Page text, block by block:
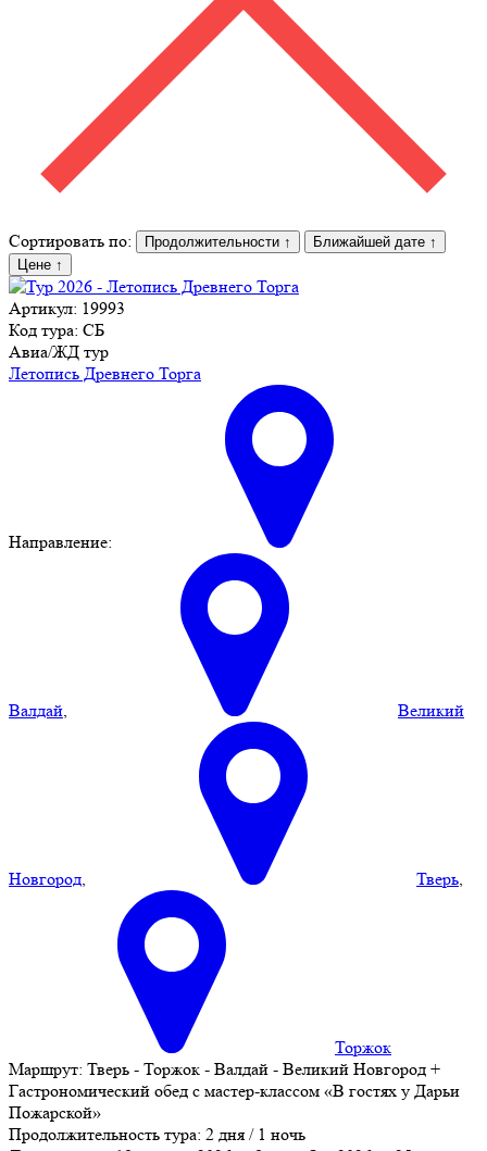
Сортировать по: Продолжительности ↑ Ближайшей дате ↑
Цене ↑
Артикул: 19993
Код тура: СБ
Авиа/ЖД тур
Летопись Древнего Торга
Направление:
Валдай, Великий
Новгород, Тверь,
Торжок
Маршрут: Тверь - Торжок - Валдай - Великий Новгород +
Гастрономический обед с мастер-классом «В гостях у Дарьи
Пожарской»
Продолжительность тура: 2 дня / 1 ночь